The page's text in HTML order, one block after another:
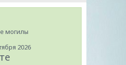
могилы
2026